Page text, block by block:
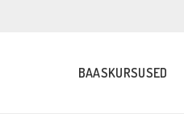
BAASKURSUSED